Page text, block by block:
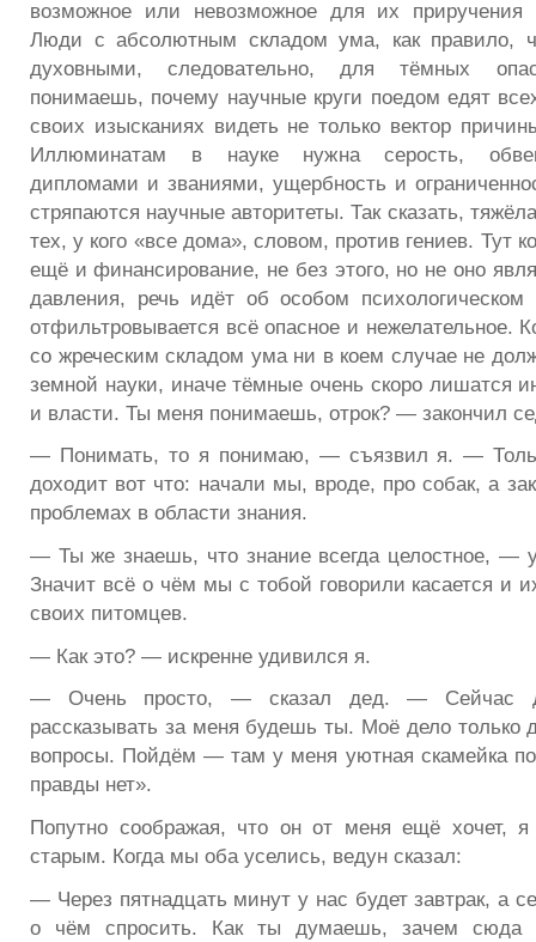
возможное или невозможное для их приручения
Люди с абсолютным складом ума, как правило,
духовными, следовательно, для тёмных
понимаешь, почему научные круги поедом едят
своих изысканиях видеть не только вектор
Иллюминатам в науке нужна серость,
дипломами и званиями, ущербность и
стряпаются научные авторитеты. Так сказать,
тех, у кого «все дома», словом, против гениев. Тут
ещё и финансирование, не без этого, но не оно
давления, речь идёт об особом
отфильтровывается всё опасное и нежелательное.
со жреческим складом ума ни в коем случае не
земной науки, иначе тёмные очень скоро лишатся
и власти. Ты меня понимаешь, отрок? — закончил
— Понимать, то я понимаю, — съязвил я. —
доходит вот что: начали мы, вроде, про собак, а
проблемах в области знания.
— Ты же знаешь, что знание всегда целостное, —
Значит всё о чём мы с тобой говорили касается и
своих питомцев.
— Как это? — искренне удивился я.
— Очень просто, — сказал дед. — Сейчас
рассказывать за меня будешь ты. Моё дело только
вопросы. Пойдём — там у меня уютная скамейка
правды нет».
Попутно соображая, что он от меня ещё хочет, я
старым. Когда мы оба уселись, ведун сказал:
— Через пятнадцать минут у нас будет завтрак, а
о чём спросить. Как ты думаешь, зачем сюда